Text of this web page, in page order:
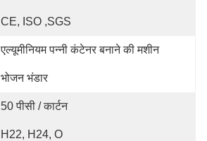
CE, ISO ,SGS
एल्यूमीनियम पन्नी कंटेनर बनाने की मशीन
भोजन भंडार
50 पीसी / कार्टन
H22, H24, O